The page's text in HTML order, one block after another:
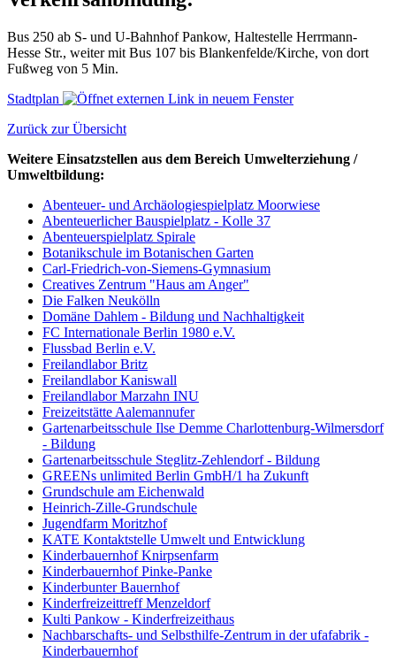
Bus 250 ab S- und U-Bahnhof Pankow, Haltestelle Herrmann-
Hesse Str., weiter mit Bus 107 bis Blankenfelde/Kirche, von dort
Fußweg von 5 Min.
Stadtplan
Zurück zur Übersicht
Weitere Einsatzstellen aus dem Bereich Umwelterziehung /
Umweltbildung:
Abenteuer- und Archäologiespielplatz Moorwiese
Abenteuerlicher Bauspielplatz - Kolle 37
Abenteuerspielplatz Spirale
Botanikschule im Botanischen Garten
Carl-Friedrich-von-Siemens-Gymnasium
Creatives Zentrum "Haus am Anger"
Die Falken Neukölln
Domäne Dahlem - Bildung und Nachhaltigkeit
FC Internationale Berlin 1980 e.V.
Flussbad Berlin e.V.
Freilandlabor Britz
Freilandlabor Kaniswall
Freilandlabor Marzahn INU
Freizeitstätte Aalemannufer
Gartenarbeitsschule Ilse Demme Charlottenburg-Wilmersdorf
- Bildung
Gartenarbeitsschule Steglitz-Zehlendorf - Bildung
GREENs unlimited Berlin GmbH/1 ha Zukunft
Grundschule am Eichenwald
Heinrich-Zille-Grundschule
Jugendfarm Moritzhof
KATE Kontaktstelle Umwelt und Entwicklung
Kinderbauernhof Knirpsenfarm
Kinderbauernhof Pinke-Panke
Kinderbunter Bauernhof
Kinderfreizeittreff Menzeldorf
Kulti Pankow - Kinderfreizeithaus
Nachbarschafts- und Selbsthilfe-Zentrum in der ufafabrik -
Kinderbauernhof